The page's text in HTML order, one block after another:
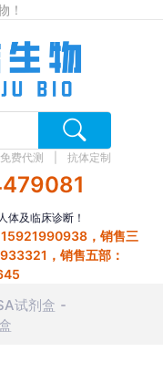
！
免费代测 抗体定制
体及临床诊断！
，销售三
，销售五部：
试剂盒